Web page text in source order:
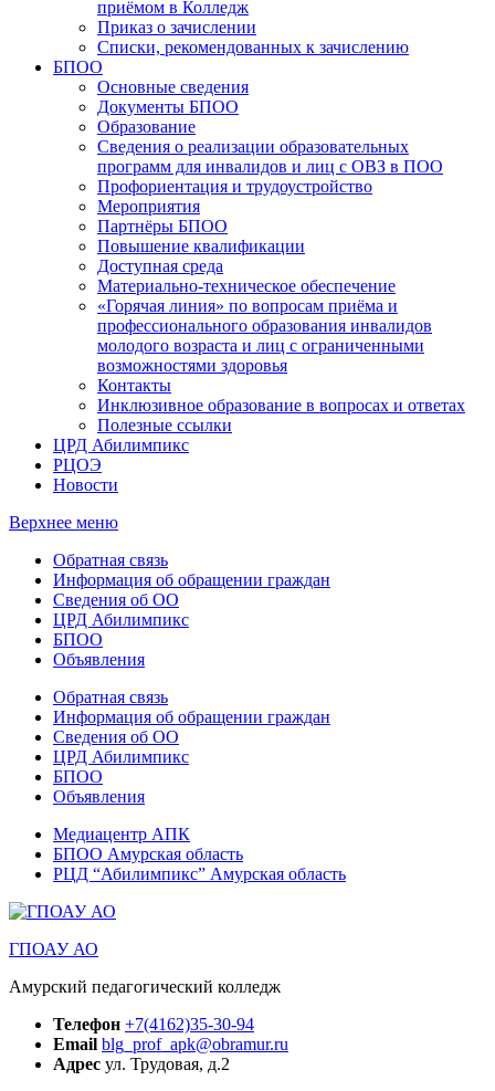
приёмом в Колледж
Приказ о зачислении
Списки, рекомендованных к зачислению
БПОО
Основные сведения
Документы БПОО
Образование
Сведения о реализации образовательных
программ для инвалидов и лиц с ОВЗ в ПОО
Профориентация и трудоустройство
Мероприятия
Партнёры БПОО
Повышение квалификации
Доступная среда
Материально-техническое обеспечение
«Горячая линия» по вопросам приёма и
профессионального образования инвалидов
молодого возраста и лиц с ограниченными
возможностями здоровья
Контакты
Инклюзивное образование в вопросах и ответах
Полезные ссылки
ЦРД Абилимпикс
РЦОЭ
Новости
Верхнее меню
Обратная связь
Информация об обращении граждан
Сведения об ОО
ЦРД Абилимпикс
БПОО
Объявления
Обратная связь
Информация об обращении граждан
Сведения об ОО
ЦРД Абилимпикс
БПОО
Объявления
Медиацентр АПК
БПОО Амурская область
РЦД “Абилимпикс” Амурская область
ГПОАУ АО
Амурский педагогический колледж
Телефон +7(4162)35-30-94
Email blg_prof_apk@obramur.ru
Адрес ул. Трудовая, д.2